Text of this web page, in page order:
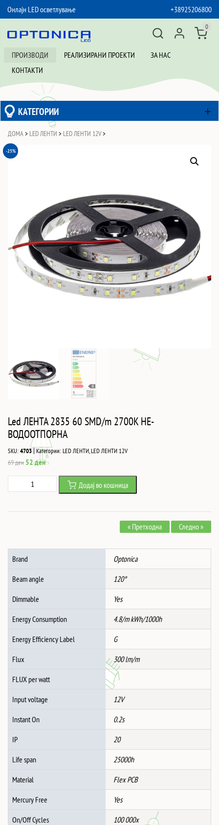
Онлајн LED осветлување
+38925206800
ПРОИЗВОДИ РЕАЛИЗИРАНИ ПРОЕКТИ
ЗА НАС
КОНТАКТИ
0
КАТЕГОРИИ
ДОМА > LED ЛЕНТИ > LED ЛЕНТИ 12V>
-25%
Led ЛЕНТА 2835 60 SMD/m 2700K НЕ-
ВОДООТПОРНА
SKU:4703|Категории:LED ЛЕНТИ,LED ЛЕНТИ 12V
69ден Original
was:
52денCurrent
52 ден.
ЛЕНТА
НЕ-
ВОДООТПОРНА
количина
Додај во кошница
« Претходна Следно »
Brand Optonica
Beam angle 120°
Dimmable Yes
Energy Consumption 4.8/m kWh/1000h
Energy Efficiency Label G
Flux 300 lm/m
FLUX per watt
Input voltage 12V
Instant On 0.2s
IP 20
Life span 25000h
Material Flex PCB
Mercury Free Yes
On/Off Cycles 100 000x